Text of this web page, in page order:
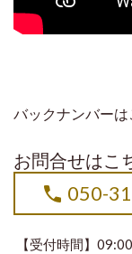
バックナンバーは
お問合せはこ
050-
【受付時間】